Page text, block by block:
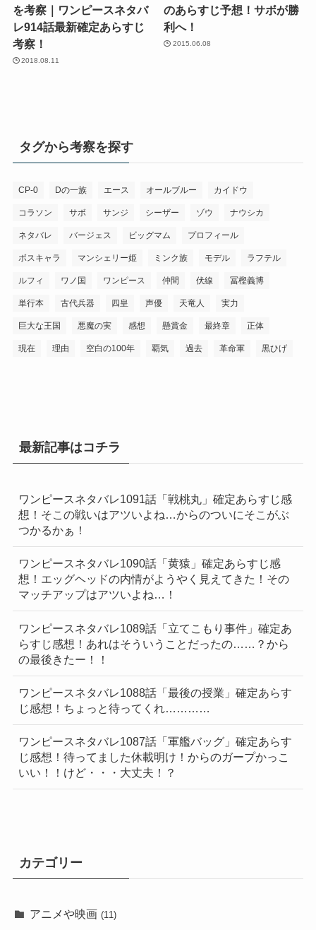
を考察｜ワンピースネタバ
レ914話最新確定あらすじ
考察！
2018.08.11
のあらすじ予想！サボが勝
利へ！
2015.06.08
タグから考察を探す
CP-0 Dの一族 エース オールブルー カイドウ
コラソン サボ サンジ シーザー ゾウ ナウシカ
ネタバレ バージェス ビッグマム プロフィール
ボスキャラ マンシェリー姫 ミンク族 モデル ラフテル
ルフィ ワノ国 ワンピース 仲間 伏線 冨樫義博
単行本 古代兵器 四皇 声優 天竜人 実力
巨大な王国 悪魔の実 感想 懸賞金 最終章 正体
現在 理由 空白の100年 覇気 過去 革命軍 黒ひげ
最新記事はコチラ
ワンピースネタバレ1091話「戦桃丸」確定あらすじ感
想！そこの戦いはアツいよね…からのついにそこがぶ
つかるかぁ！
ワンピースネタバレ1090話「黄猿」確定あらすじ感
想！エッグヘッドの内情がようやく見えてきた！その
マッチアップはアツいよね…！
ワンピースネタバレ1089話「立てこもり事件」確定あ
らすじ感想！あれはそういうことだったの……？から
の最後きたー！！
ワンピースネタバレ1088話「最後の授業」確定あらす
じ感想！ちょっと待ってくれ…………
ワンピースネタバレ1087話「軍艦バッグ」確定あらす
じ感想！待ってました休載明け！からのガープかっこ
いい！！けど・・・大丈夫！？
カテゴリー
アニメや映画 (11)